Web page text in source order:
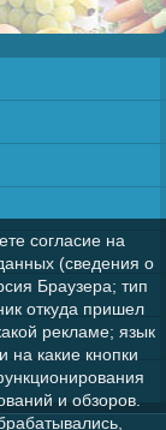
согласие на
(сведения о
Браузера; тип
откуда пришел
рекламе; язык
на какие кнопки
и обзоров.